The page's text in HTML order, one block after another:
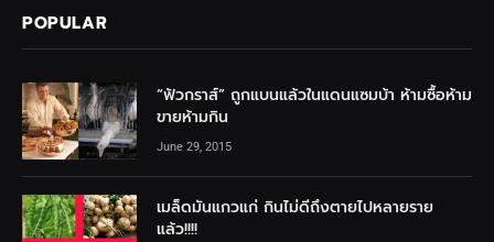
POPULAR
“ฟัวกราส์” ถูกแบนแล้วในแดนแซมบ้า ห้ามซื้อห้าม
ขายห้ามกิน
June 29, 2015
เมล็ดมันแกวแก่ กินไม่ดีถึงตายไปหลายราย
แล้ว!!!!